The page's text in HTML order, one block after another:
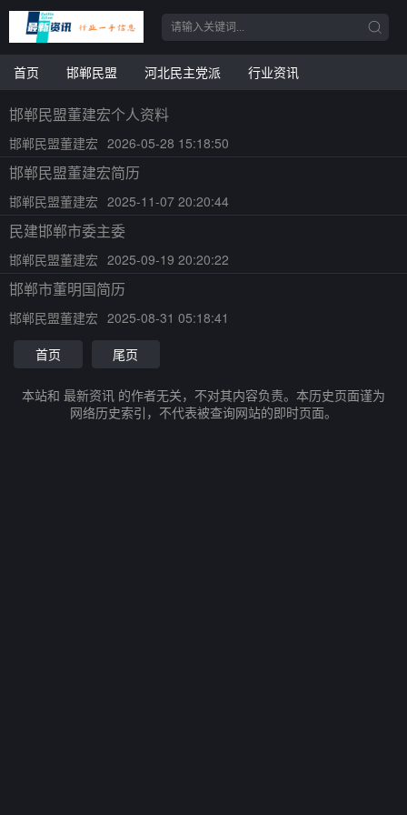
首页 邯郸民盟 河北民主党派 行业资讯
邯郸民盟董建宏个人资料
邯郸民盟董建宏 2026-05-28 15:18:50
邯郸民盟董建宏简历
邯郸民盟董建宏 2025-11-07 20:20:44
民建邯郸市委主委
邯郸民盟董建宏 2025-09-19 20:20:22
邯郸市董明国简历
邯郸民盟董建宏 2025-08-31 05:18:41
首页
尾页
本站和 最新资讯 的作者无关，不对其内容负责。本历史页面谨为
网络历史索引，不代表被查询网站的即时页面。